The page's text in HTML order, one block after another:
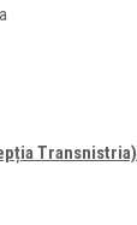
Transnistria)